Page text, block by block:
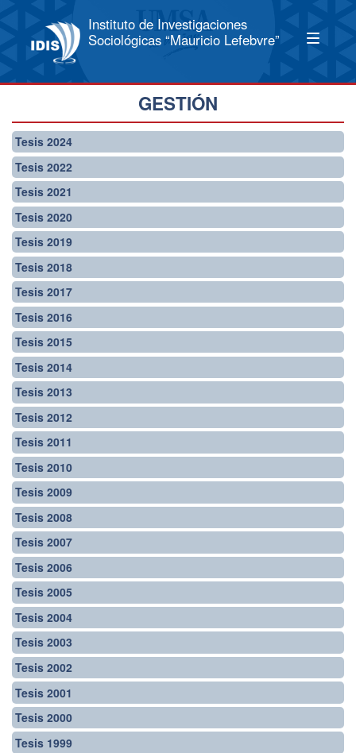
Instituto de Investigaciones
Sociológicas “Mauricio Lefebvre”
GESTIÓN
Tesis 2024
Tesis 2022
Tesis 2021
Tesis 2020
Tesis 2019
Tesis 2018
Tesis 2017
Tesis 2016
Tesis 2015
Tesis 2014
Tesis 2013
Tesis 2012
Tesis 2011
Tesis 2010
Tesis 2009
Tesis 2008
Tesis 2007
Tesis 2006
Tesis 2005
Tesis 2004
Tesis 2003
Tesis 2002
Tesis 2001
Tesis 2000
Tesis 1999